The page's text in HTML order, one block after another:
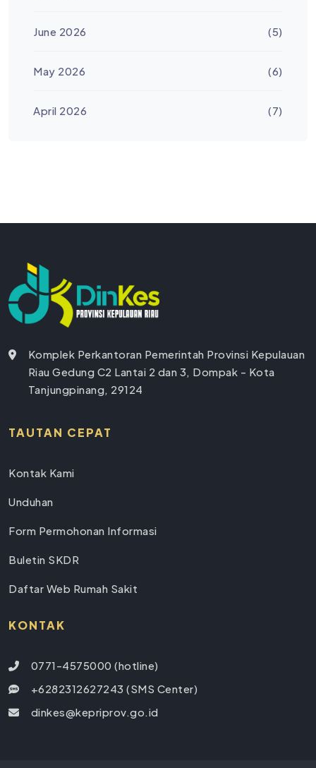
June 2026 (5)
May 2026 (6)
April 2026 (7)
Komplek Perkantoran Pemerintah Provinsi Kepulauan
Riau Gedung C2 Lantai 2 dan 3, Dompak - Kota
Tanjungpinang, 29124
TAUTAN CEPAT
Kontak Kami
Unduhan
Form Permohonan Informasi
Buletin SKDR
Daftar Web Rumah Sakit
KONTAK
0771-4575000 (hotline)
+6282312627243 (SMS Center)
dinkes@kepriprov.go.id